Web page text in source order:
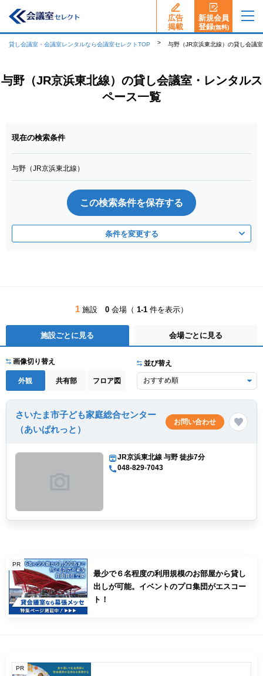
広告
揭載
新規会員
登録(無料)
貸し会議室・会議室レンタルなら会議室セレクトTOP 与野（JR京浜東北線）の貸し会議
与野（JR京浜東北線）の貸し会議室・レンタルス
ペース一覧
現在の検索条件
与野（JR京浜東北線）
この検索条件を保存する
条件を変更する
1 施設 0 会場（ 1-1 件を表示）
施設ごとに見る 会場ごとに見る
画像切り替え
外観 共有部 フロア図
並び替え
さいたま市子ども家庭総合センター
（あいぱれっと）
お問い合わせ
JR京浜東北線 与野 徒歩7分
048-829-7043
PR
最少で６名程度の利用規模のお部屋から貸し
出しが可能。イベントのプロ集団がエスコー
ト！
PR